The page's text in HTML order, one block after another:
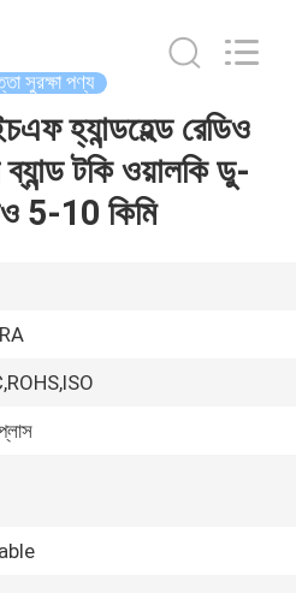
সুরক্ষা পণ্য
হ্যান্ডহেল্ড রেডিও
টকি ওয়ালকি ডু-
5-10 কিমি